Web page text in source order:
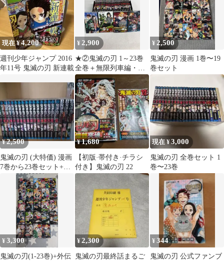
現在 ¥4,200
週刊少年ジャンプ 2016
年11号 鬼滅の刃 新連載
¥ 2,900
★②鬼滅の刃 1～23巻
全巻＋無限列車編・外
伝・鬼殺隊見聞録・短
編集 計27冊 コミッ
クセット《RT21F》
¥ 2,500
鬼滅の刃 漫画 1巻〜19
巻セット
¥2,500
鬼滅の刃 (大特価) 漫画
7巻から23巻セット+小
説3巻セット
¥1,680
【初版·帯付き·チラシ
付き】鬼滅の刃 22
現在 ¥3,000
鬼滅の刃 全巻セット 1
巻〜23巻
¥3,300
鬼滅の刃(1-23巻)+外伝
¥2,300
鬼滅の刃最終話まるご
¥344
鬼滅の刃 公式ファンブ